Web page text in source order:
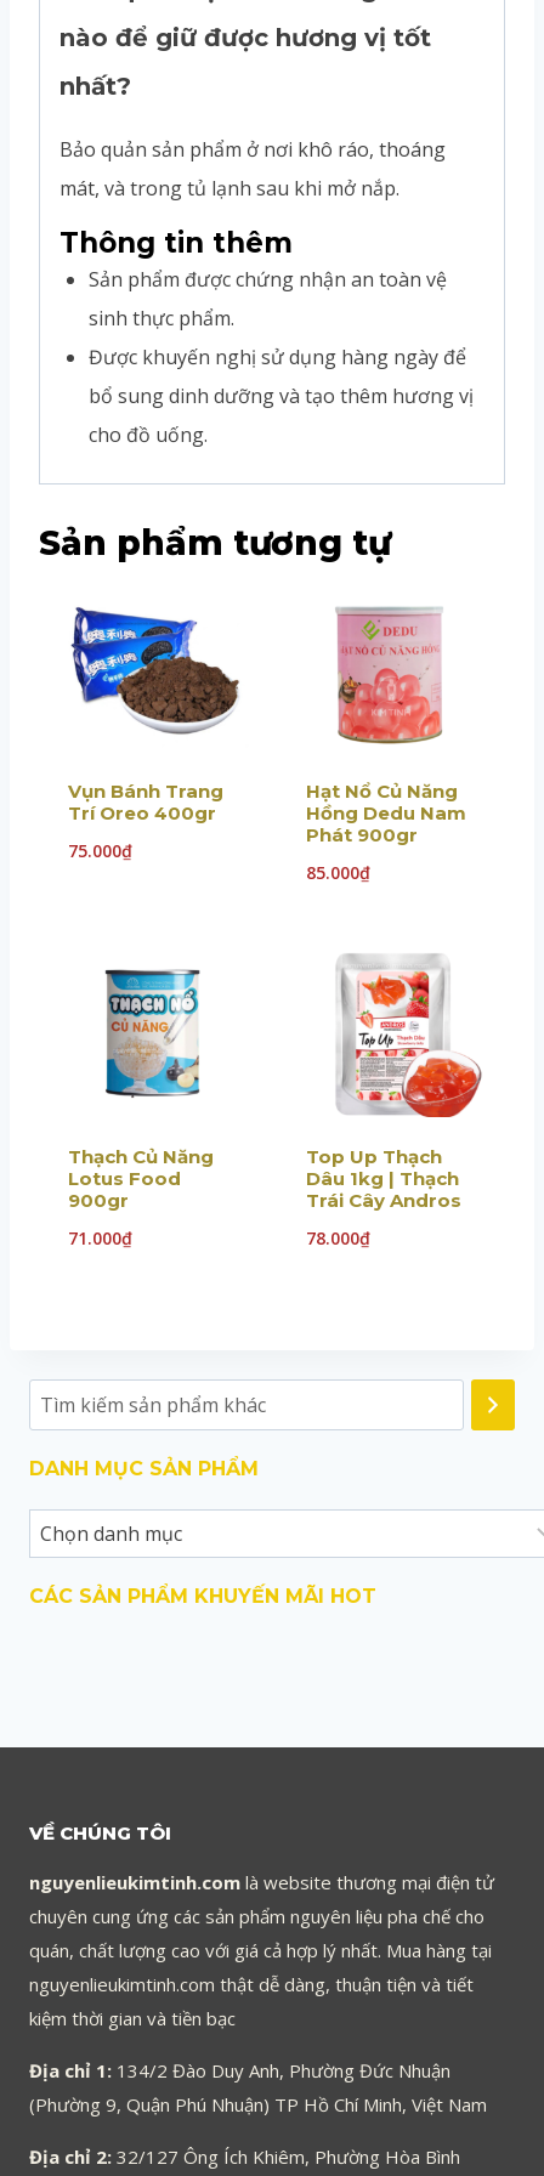
nào để giữ được hương vị tốt
nhất?
Bảo quản sản phẩm ở nơi khô ráo, thoáng
mát, và trong tủ lạnh sau khi mở nắp.
Thông tin thêm
Sản phẩm được chứng nhận an toàn vệ
sinh thực phẩm.
Được khuyến nghị sử dụng hàng ngày để
bổ sung dinh dưỡng và tạo thêm hương vị
cho đồ uống.
Sản phẩm tương tự
Vụn Bánh Trang
Trí Oreo 400gr
75.000₫
Hạt Nổ Củ Năng
Hồng Dedu Nam
Phát 900gr
85.000₫
Thạch Củ Năng
Lotus Food
900gr
71.000₫
Top Up Thạch
Dâu 1kg | Thạch
Trái Cây Andros
78.000₫
DANH MỤC SẢN PHẨM
CÁC SẢN PHẨM KHUYẾN MÃI HOT
VỀ CHÚNG TÔI
nguyenlieukimtinh.com là website thương mại điện tử
chuyên cung ứng các sản phẩm nguyên liệu pha chế cho
quán, chất lượng cao với giá cả hợp lý nhất. Mua hàng tại
nguyenlieukimtinh.com thật dễ dàng, thuận tiện và tiết
kiệm thời gian và tiền bạc
Địa chỉ 1: 134/2 Đào Duy Anh, Phường Đức Nhuận
(Phường 9, Quận Phú Nhuận) TP Hồ Chí Minh, Việt Nam
Địa chỉ 2: 32/127 Ông Ích Khiêm, Phường Hòa Bình